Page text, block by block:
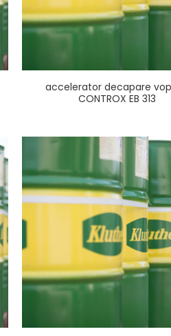
accelerator decapare
CONTROX EB 313